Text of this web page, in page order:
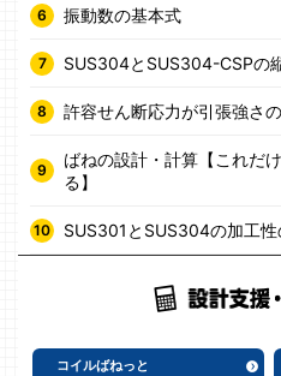
振動数の基本式
SUS304とSUS304-CSPの
許容せん断応力が引張強さ
ばねの設計・計算【これだ
る】
SUS301とSUS304の加工性
コイルばねっと